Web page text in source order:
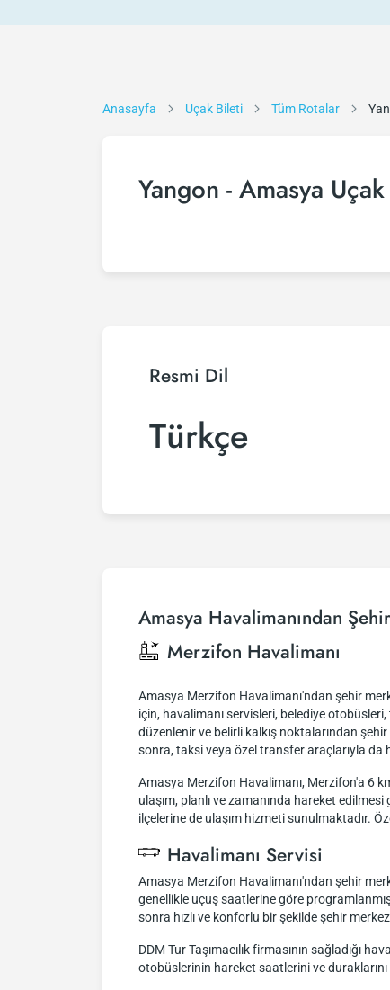
Anasayfa Uçak Bileti Tüm Rotalar
Yangon - Amasya
Resmi Dil
Türkçe
Amasya Havalimanından
Merzifon Havalimanı
Amasya Merzifon Havalimanı'ndan şehir
için, havalimanı servisleri, belediye
düzenlenir ve belirli kalkış noktalarından
sonra, taksi veya özel transfer araçlarıyla da
Amasya Merzifon Havalimanı, Merzifon'a 6
ulaşım, planlı ve zamanında hareket
ilçelerine de ulaşım hizmeti sunulmaktadır.
Havalimanı Servisi
Amasya Merzifon Havalimanı'ndan şehir
genellikle uçuş saatlerine göre
sonra hızlı ve konforlu bir şekilde şehir
DDM Tur Taşımacılık firmasının sağladığı
otobüslerinin hareket saatlerini ve